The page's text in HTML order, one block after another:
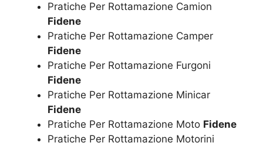
Pratiche Per Rottamazione Camion
Fidene
Pratiche Per Rottamazione Camper
Fidene
Pratiche Per Rottamazione Furgoni
Fidene
Pratiche Per Rottamazione Minicar
Fidene
Pratiche Per Rottamazione Moto Fidene
Pratiche Per Rottamazione Motorini